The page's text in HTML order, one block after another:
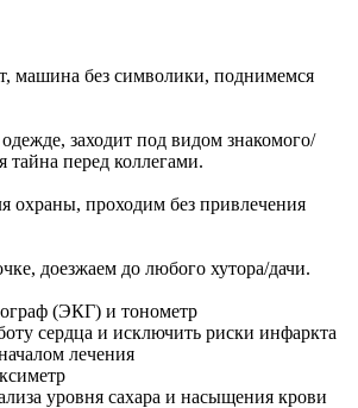
машина без символики, поднимемся
заходит под видом знакомого/
тайна перед коллегами.
охраны, проходим без привлечения
доезжаем до любого хутора/дачи.
(ЭКГ) и тонометр
сердца и исключить риски инфаркта
лечения
уровня сахара и насыщения крови